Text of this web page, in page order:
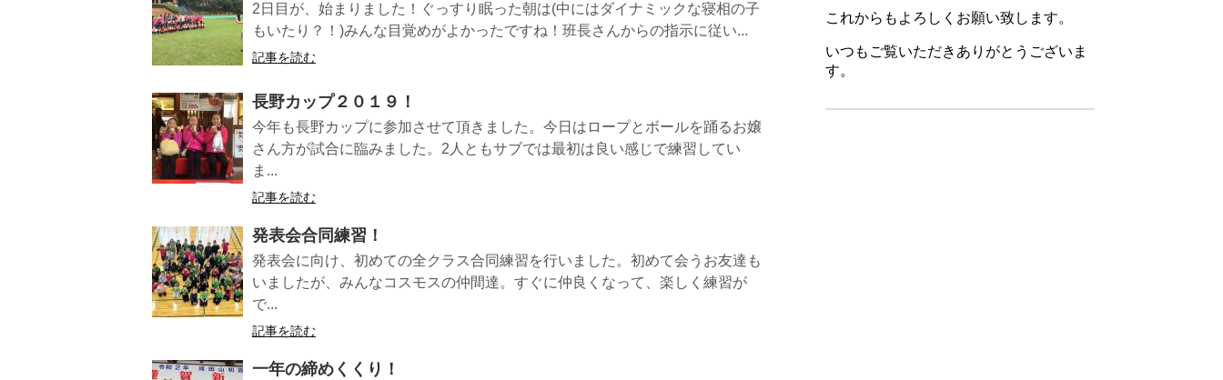
2日目が、始まりました！ぐっすり眠った朝は(中にはダイナミックな寝相の子
もいたり？！)みんな目覚めがよかったですね！班長さんからの指示に従い...
記事を読む
長野カップ２０１９！
今年も長野カップに参加させて頂きました。今日はロープとボールを踊るお嬢
さん方が試合に臨みました。2人ともサブでは最初は良い感じで練習してい
ま...
記事を読む
発表会合同練習！
発表会に向け、初めての全クラス合同練習を行いました。初めて会うお友達も
いましたが、みんなコスモスの仲間達。すぐに仲良くなって、楽しく練習が
で...
記事を読む
一年の締めくくり！
これからもよろしくお願い致します。
いつもご覧いただきありがとうございま
す。